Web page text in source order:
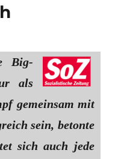
Big-
als
gemeinsam mit
sein, betonte
sich auch jede